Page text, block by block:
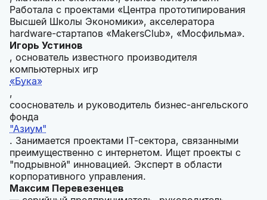
Работала с проектами «Центра прототипирования
Высшей Школы Экономики», акселератора
hardware-стартапов «MakersClub», «Мосфильма».
Игорь Устинов
, основатель известного производителя
компьютерных игр
«Бука»
,
сооснователь и руководитель бизнес-ангельского
фонда
"Азиум"
. Занимается проектами IT-сектора, связанными
преимущественно с интернетом. Ищет проекты с
"подрывной" инновацией. Эксперт в области
корпоративного управления.
Максим Перевезенцев